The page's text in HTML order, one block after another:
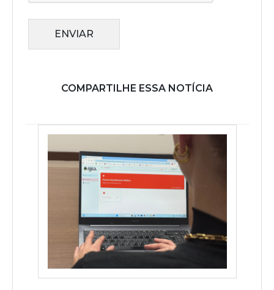
ENVIAR
COMPARTILHE ESSA NOTÍCIA